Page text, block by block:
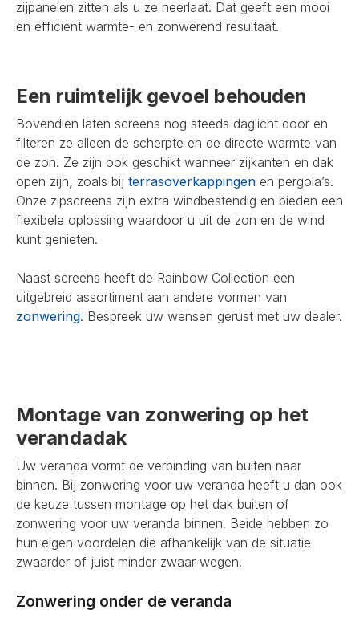
zijpanelen zitten als u ze neerlaat. Dat geeft een mooi
en efficiënt warmte- en zonwerend resultaat.
Een ruimtelijk gevoel behouden
Bovendien laten screens nog steeds daglicht door en
filteren ze alleen de scherpte en de directe warmte van
de zon. Ze zijn ook geschikt wanneer zijkanten en dak
open zijn, zoals bij terrasoverkappingen en pergola’s.
Onze zipscreens zijn extra windbestendig en bieden een
flexibele oplossing waardoor u uit de zon en de wind
kunt genieten.
Naast screens heeft de Rainbow Collection een
uitgebreid assortiment aan andere vormen van
zonwering. Bespreek uw wensen gerust met uw dealer.
Montage van zonwering op het
verandadak
Uw veranda vormt de verbinding van buiten naar
binnen. Bij zonwering voor uw veranda heeft u dan ook
de keuze tussen montage op het dak buiten of
zonwering voor uw veranda binnen. Beide hebben zo
hun eigen voordelen die afhankelijk van de situatie
zwaarder of juist minder zwaar wegen.
Zonwering onder de veranda